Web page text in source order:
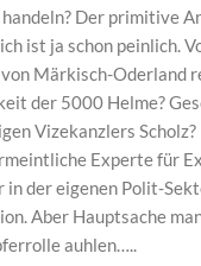
handeln? Der primitive
ist ja schon peinlich.
Märkisch-Oderland
der 5000 Helme?
Vizekanzlers
Experte für
in der eigenen Polit-
Aber Hauptsache
auhlen…..